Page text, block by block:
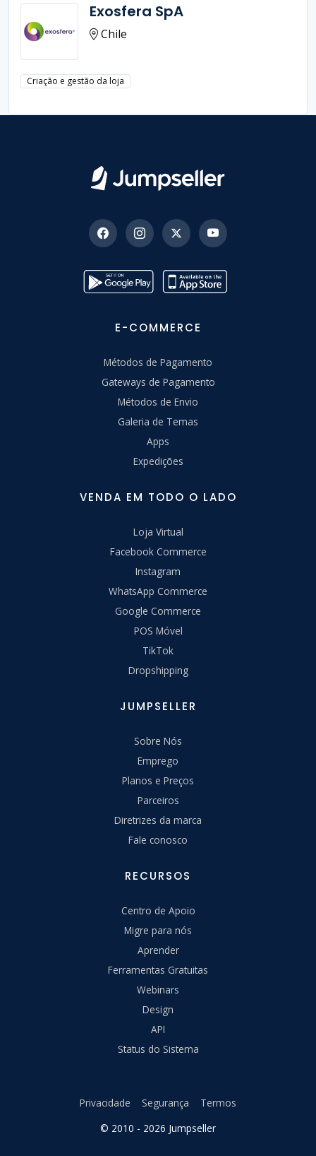
Exosfera SpA
Chile
Criação e gestão da loja
E-COMMERCE
Métodos de Pagamento
Gateways de Pagamento
Métodos de Envio
Galeria de Temas
Apps
Expedições
VENDA EM TODO O LADO
Loja Virtual
Facebook Commerce
Instagram
WhatsApp Commerce
Google Commerce
POS Móvel
TikTok
Dropshipping
JUMPSELLER
Sobre Nós
Emprego
Planos e Preços
Parceiros
Diretrizes da marca
Fale conosco
RECURSOS
Centro de Apoio
Migre para nós
Aprender
Ferramentas Gratuitas
Webinars
Design
API
Status do Sistema
© 2010 - 2026 Jumpseller
Privacidade Segurança Termos